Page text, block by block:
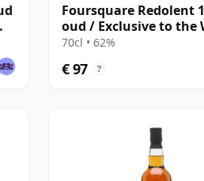
Foursquare Redolent
oud / Exclusive to the
Exchange
70cl • 62%
€ 97 ?